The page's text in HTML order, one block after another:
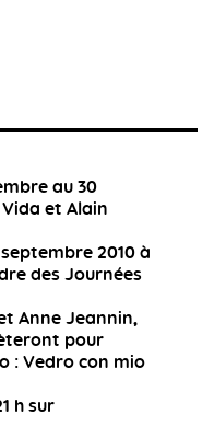
au 30
et Alain
2010 à
des Journées
Anne Jeannin,
pour
: Vedro con mio
h sur